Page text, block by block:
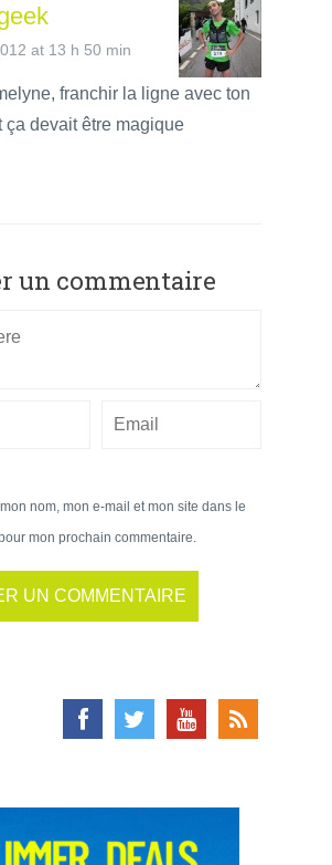
at 13 h 50 min
franchir la ligne avec ton
ça devait être magique
un commentaire
nom, mon e-mail et mon site dans le
mon prochain commentaire.